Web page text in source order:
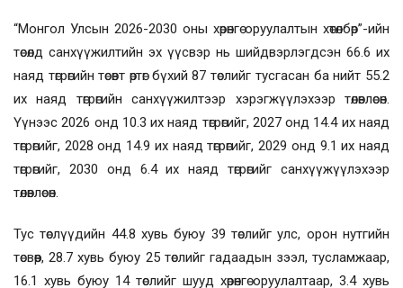
“Монгол Улсын 2026-2030 оны хөрөнгө оруулалтын хөтөлбөр”-ийн
төсөлд санхүүжилтийн эх үүсвэр нь шийдвэрлэгдсэн 66.6 их
наяд төгрөгийн төсөвт өртөг бүхий 87 төслийг тусгасан ба нийт 55.2
их наяд төгрөгийн санхүүжилтээр хэрэгжүүлэхээр төлөвлөсөн.
Үүнээс 2026 онд 10.3 их наяд төгрөгийг, 2027 онд 14.4 их наяд
төгрөгийг, 2028 онд 14.9 их наяд төгрөгийг, 2029 онд 9.1 их наяд
төгрөгийг, 2030 онд 6.4 их наяд төгрөгийг санхүүжүүлэхээр
төлөвлөсөн.
Тус төслүүдийн 44.8 хувь буюу 39 төслийг улс, орон нутгийн
төсвөөр, 28.7 хувь буюу 25 төслийг гадаадын зээл, тусламжаар,
16.1 хувь буюу 14 төслийг шууд хөрөнгө оруулалтаар, 3.4 хувь